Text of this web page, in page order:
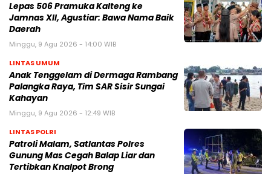
Lepas 506 Pramuka Kalteng ke
Jamnas XII, Agustiar: Bawa Nama Baik
Daerah
Minggu, 9 Agu 2026 - 14:00 WIB
LINTAS UMUM
Anak Tenggelam di Dermaga Rambang
Palangka Raya, Tim SAR Sisir Sungai
Kahayan
Minggu, 9 Agu 2026 - 12:49 WIB
LINTAS POLRI
Patroli Malam, Satlantas Polres
Gunung Mas Cegah Balap Liar dan
Tertibkan Knalpot Brong